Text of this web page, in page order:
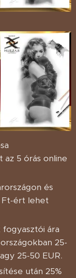
5 órás online
és
Ft-ért lehet
fogyasztói ára
25-
25-50 EUR.
után 25%